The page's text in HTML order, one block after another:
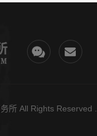
所 All Rights Reserved .